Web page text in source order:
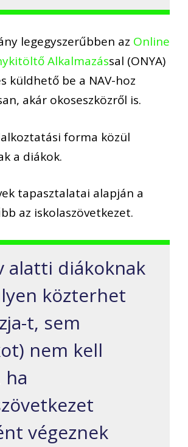
legegyszerűbben az Online
Alkalmazással (ONYA)
küldhető be a NAV-hoz
akár okoseszközről is.
forma közül
a diákok.
tapasztalatai alapján a
az iskolaszövetkezet.
alatti diákoknak
közterhet
t, sem
nem kell
végeznek